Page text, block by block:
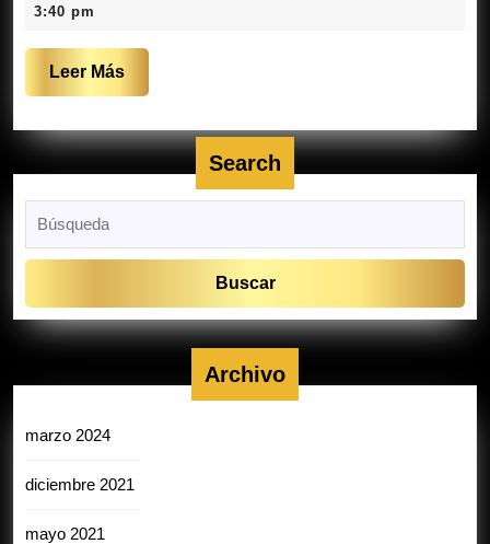
3:40 pm
Leer MásLeer
Más
Search
Archivo
marzo 2024
diciembre 2021
mayo 2021